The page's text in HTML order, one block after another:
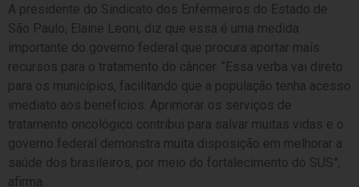
A presidente do Sindicato dos Enfermeiros do Estado de
São Paulo, Elaine Leoni, diz que essa é uma medida
importante do governo federal que procura aportar mais
recursos para o tratamento do câncer. “Essa verba vai direto
para os municípios, facilitando que a população tenha acesso
imediato aos benefícios. Aprimorar os serviços de
tratamento oncológico contribui para salvar muitas vidas e o
governo federal demonstra muita disposição em melhorar a
saúde dos brasileiros, por meio do fortalecimento do SUS”,
afirma.